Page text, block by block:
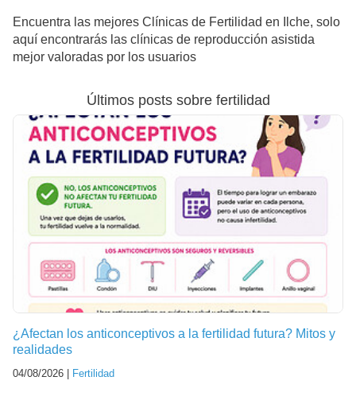
Encuentra las mejores Clínicas de Fertilidad en Ilche, solo
aquí encontrarás las clínicas de reproducción asistida
mejor valoradas por los usuarios
Últimos posts sobre fertilidad
¿Afectan los anticonceptivos a la fertilidad futura? Mitos y
realidades
04/08/2026 | Fertilidad